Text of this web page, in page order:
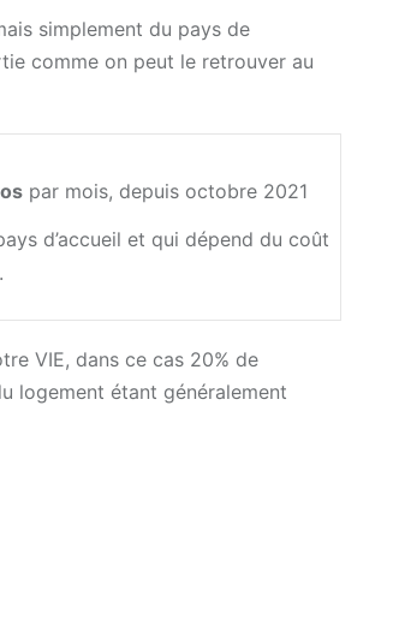
simplement du pays de
comme on peut le retrouver au
par mois, depuis octobre 2021
d’accueil et qui dépend du coût
VIE, dans ce cas 20% de
logement étant généralement